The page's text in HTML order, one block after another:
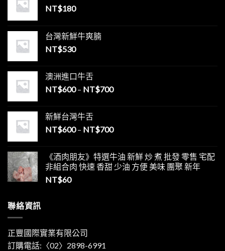
NT$180
台灣新鮮牛爽腩
NT$530
澳洲進口牛舌
NT$600– NT$700
新鮮台灣牛舌
NT$600– NT$700
《酒肉朋友》特選牛油 新鮮 炒 煮 批發 零售 宅配
非組合肉 快速 香甜 少油 方便 美味 團聚 新年
NT$60
聯絡資訊
正豐國際實業有限公司
訂購電話:〈02〉2898-6991